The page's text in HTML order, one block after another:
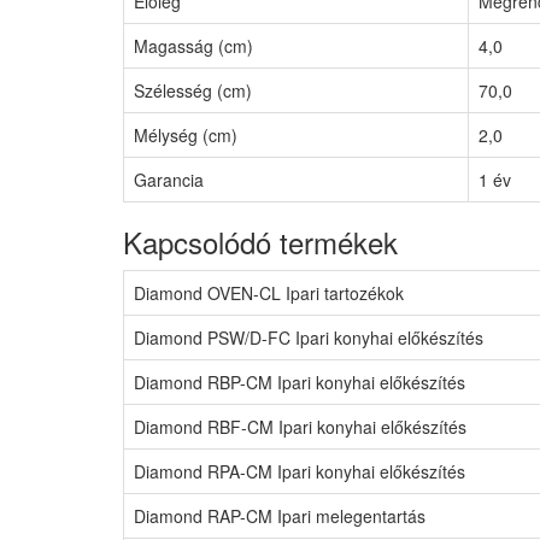
Magasság (cm)
4,0
Szélesség (cm)
70,0
Mélység (cm)
2,0
Garancia
1 év
Kapcsolódó termékek
Diamond OVEN-CL Ipari tartozékok
Diamond PSW/D-FC Ipari konyhai előkészítés
Diamond RBP-CM Ipari konyhai előkészítés
Diamond RBF-CM Ipari konyhai előkészítés
Diamond RPA-CM Ipari konyhai előkészítés
Diamond RAP-CM Ipari melegentartás